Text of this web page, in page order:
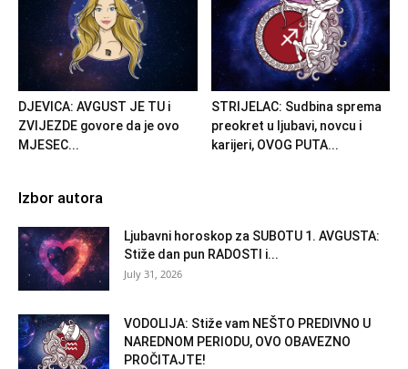
DJEVICA: AVGUST JE TU i
ZVIJEZDE govore da je ovo
MJESEC...
STRIJELAC: Sudbina sprema
preokret u ljubavi, novcu i
karijeri, OVOG PUTA...
Izbor autora
Ljubavni horoskop za SUBOTU 1. AVGUSTA:
Stiže dan pun RADOSTI i...
July 31, 2026
VODOLIJA: Stiže vam NEŠTO PREDIVNO U
NAREDNOM PERIODU, OVO OBAVEZNO
PROČITAJTE!